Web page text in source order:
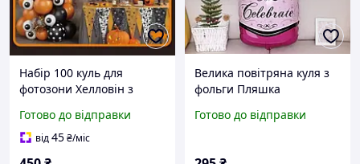
Набір 100 куль для
фотозони Хелловін з
Помаранчевий
Готово до відправки
від45₴/міс
Велика повітряна куля з
фольги Пляшка
свята 84 см рожевий
Готово до відправки